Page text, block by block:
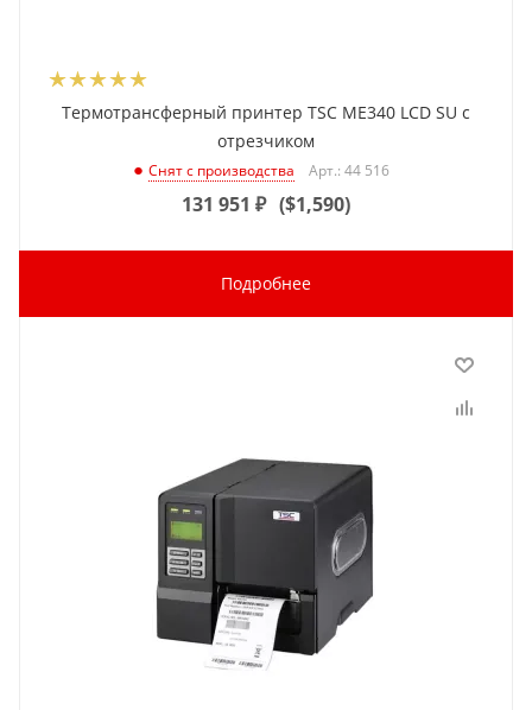
Термотрансферный принтер TSC ME340 LCD SU с
отрезчиком
Снят с производства Арт.: 44 516
131 951 ₽ ($1,590)
Подробнее